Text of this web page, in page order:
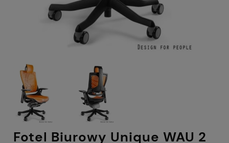
Fotel Biurowy Unique WAU 2